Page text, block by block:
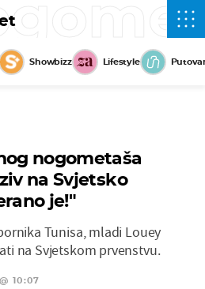
Showbizz Lifestyle
nogometaša
na Svjetsko
je!"
Tunisa, mladi Louey
na Svjetskom prvenstvu.
10:07